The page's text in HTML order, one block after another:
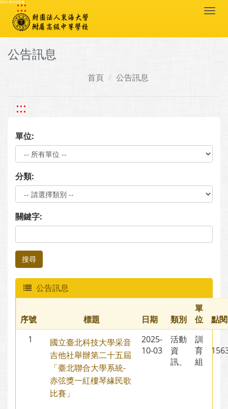
跳到主要內容區塊
:::
公告訊息
首頁 公告訊息
:::
單位:
分類:
關鍵字:
搜尋
公告訊息
序號 標題 日期 類別
單
位
點閱
1
國立臺北科技大學采音
吉他社舉辦第二十五屆
「臺北聯合大學系統-
赤弦獎一紅樓琴緣民歌
比賽」
2025-
10-03
活動
資
訊、
訓
育
組